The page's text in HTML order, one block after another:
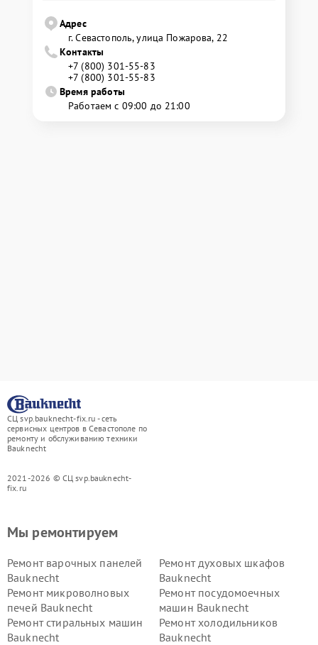
Адрес
г. Севастополь, улица Пожарова, 22
Контакты
+7 (800) 301-55-83
+7 (800) 301-55-83
Время работы
Работаем с 09:00 до 21:00
СЦ svp.bauknecht-fix.ru - сеть
сервисных центров в Севастополе по
ремонту и обслуживанию техники
Bauknecht
2021-2026 © СЦ svp.bauknecht-
fix.ru
Мы ремонтируем
Ремонт варочных панелей
Bauknecht
Ремонт духовых шкафов
Bauknecht
Ремонт микроволновых
печей Bauknecht
Ремонт посудомоечных
машин Bauknecht
Ремонт стиральных машин
Bauknecht
Ремонт холодильников
Bauknecht